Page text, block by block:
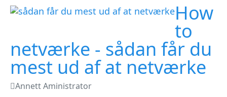
How
to
netværke - sådan får du
mest ud af at netværke
Annett Aministrator